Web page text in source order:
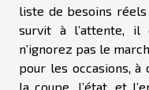
liste de besoins réels
survit à l’attente, il
n’ignorez pas le
pour les occasions,
la coupe, l’état, et